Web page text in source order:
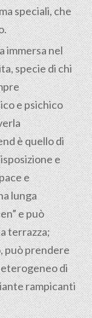
speciali, che
immersa nel
specie di chi
e psichico
è quello di
e
e
lunga
e può
terrazza;
può prendere
di
rampicanti